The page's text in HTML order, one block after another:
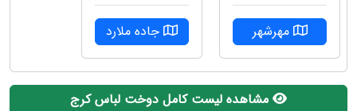
مهرشهر جاده ملارد
مشاهده لیست کامل دوخت لباس کرج